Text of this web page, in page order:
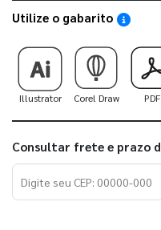
Utilize o gabarito Saiba
Illustrator Corel Draw PDF
Consultar frete e prazo